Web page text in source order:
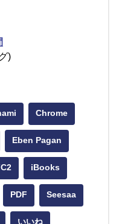
)
Chrome
Eben Pagan
iBooks
PDF Seesaa
いいね